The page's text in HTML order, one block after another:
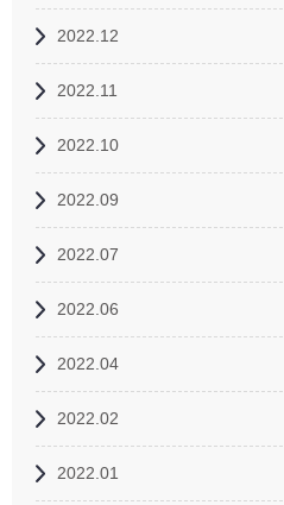
2022.12
2022.11
2022.10
2022.09
2022.07
2022.06
2022.04
2022.02
2022.01